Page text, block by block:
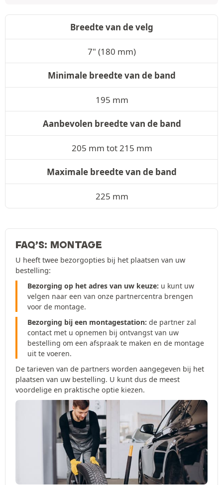
Breedte van de velg
7" (180 mm)
Minimale breedte van de band
195 mm
Aanbevolen breedte van de band
205 mm tot 215 mm
Maximale breedte van de band
225 mm
FAQ’S: MONTAGE
U heeft twee bezorgopties bij het plaatsen van uw
bestelling:
Bezorging op het adres van uw keuze: u kunt uw
velgen naar een van onze partnercentra brengen
voor de montage.
Bezorging bij een montagestation: de partner zal
contact met u opnemen bij ontvangst van uw
bestelling om een afspraak te maken en de montage
uit te voeren.
De tarieven van de partners worden aangegeven bij het
plaatsen van uw bestelling. U kunt dus de meest
voordelige en praktische optie kiezen.